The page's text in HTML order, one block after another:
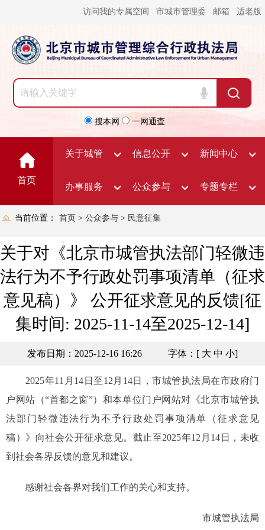
访问我的专属空间 市城市管理委 邮箱 适老版
搜本网 一网通查
首页
关于城管 信息公开 新闻中心
办事服务 公众参与 专题专栏
当前位置： 首页 > 公众参与 > 民意征集
关于对《北京市城管执法部门轻微违
法行为不予行政处罚事项清单（征求
意见稿）》 公开征求意见的反馈[征
集时间: 2025-11-14至2025-12-14]
发布日期：2025-12-16 16:26 字体：[ 大 中 小]
2025年11月14日至12月14日，市城管执法局在市政府门
户网站（“首都之窗”）和本单位门户网站对《北京市城管执
法部门轻微违法行为不予行政处罚事项清单（征求意见
稿）》向社会公开征求意见。截止至2025年12月14日，未收
到社会各界反馈的意见和建议。
感谢社会各界对我们工作的关心和支持。
市城管执法局